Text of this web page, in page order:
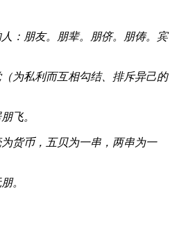
人：朋友。朋辈。朋侪。朋俦。宾
（为私利而互相勾结、排斥异己的
飞。
为货币，五贝为一串，两串为一
。